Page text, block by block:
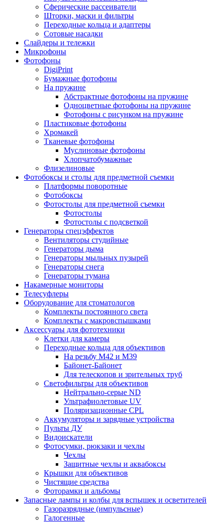
Сферические рассеиватели
Шторки, маски и фильтры
Переходные кольца и адаптеры
Сотовые насадки
Слайдеры и тележки
Микрофоны
Фотофоны
DigiPrint
Бумажные фотофоны
На пружине
Абстрактные фотофоны на пружине
Одноцветные фотофоны на пружине
Фотофоны с рисунком на пружине
Пластиковые фотофоны
Хромакей
Тканевые фотофоны
Муслиновые фотофоны
Хлопчатобумажные
Флизелиновые
Фотобоксы и столы для предметной съемки
Платформы поворотные
Фотобоксы
Фотостолы для предметной съемки
Фотостолы
Фотостолы с подсветкой
Генераторы спецэффектов
Вентиляторы студийные
Генераторы дыма
Генераторы мыльных пузырей
Генераторы снега
Генераторы тумана
Накамерные мониторы
Телесуфлеры
Оборудование для стоматологов
Комплекты постоянного света
Комплекты с макровспышками
Аксессуары для фототехники
Клетки для камеры
Переходные кольца для объективов
На резьбу М42 и М39
Байонет-Байонет
Для телескопов и зрительных труб
Светофильтры для объективов
Нейтрально-серые ND
Ультрафиолетовые UV
Поляризационные CPL
Аккумуляторы и зарядные устройства
Пульты ДУ
Видоискатели
Фотосумки, рюкзаки и чехлы
Чехлы
Защитные чехлы и аквабоксы
Крышки для объективов
Чистящие средства
Фоторамки и альбомы
Запасные лампы и колбы для вспышек и осветителей
Газоразрядные (импульсные)
Галогенные